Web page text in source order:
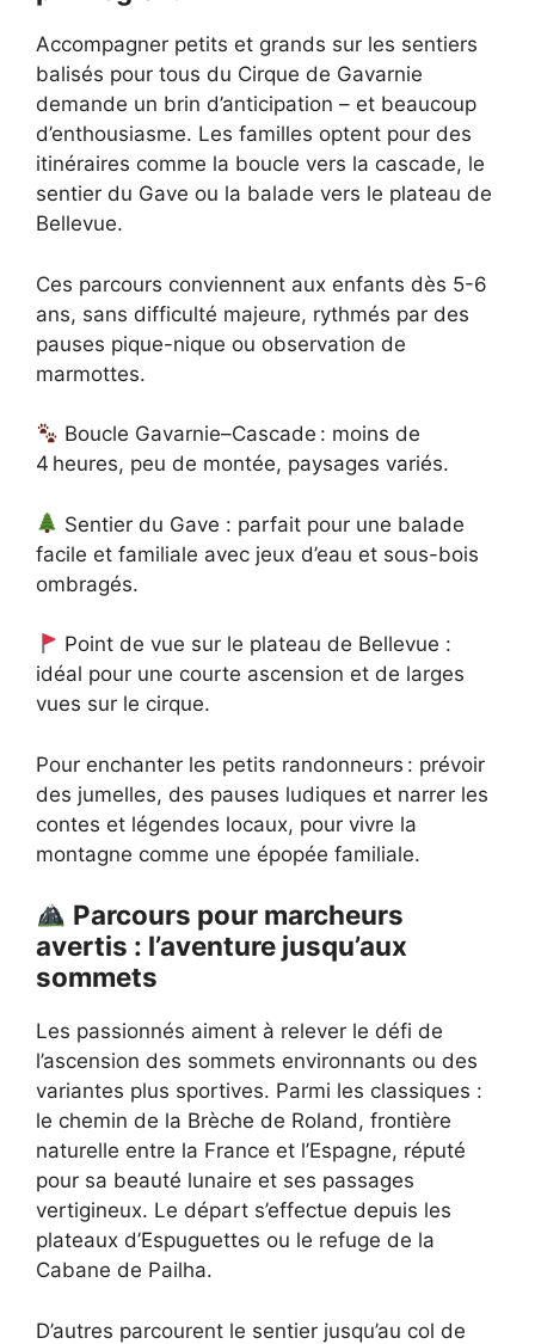
Accompagner petits et grands sur les sentiers
balisés pour tous du Cirque de Gavarnie
demande un brin d’anticipation – et beaucoup
d’enthousiasme. Les familles optent pour des
itinéraires comme la boucle vers la cascade, le
sentier du Gave ou la balade vers le plateau de
Bellevue.
Ces parcours conviennent aux enfants dès 5-6
ans, sans difficulté majeure, rythmés par des
pauses pique-nique ou observation de
marmottes.
Boucle Gavarnie–Cascade : moins de
4 heures, peu de montée, paysages variés.
Sentier du Gave : parfait pour une balade
facile et familiale avec jeux d’eau et sous-bois
ombragés.
Point de vue sur le plateau de Bellevue :
idéal pour une courte ascension et de larges
vues sur le cirque.
Pour enchanter les petits randonneurs : prévoir
des jumelles, des pauses ludiques et narrer les
contes et légendes locaux, pour vivre la
montagne comme une épopée familiale.
Parcours pour marcheurs
avertis : l’aventure jusqu’aux
sommets
Les passionnés aiment à relever le défi de
l’ascension des sommets environnants ou des
variantes plus sportives. Parmi les classiques :
le chemin de la Brèche de Roland, frontière
naturelle entre la France et l’Espagne, réputé
pour sa beauté lunaire et ses passages
vertigineux. Le départ s’effectue depuis les
plateaux d’Espuguettes ou le refuge de la
Cabane de Pailha.
D’autres parcourent le sentier jusqu’au col de